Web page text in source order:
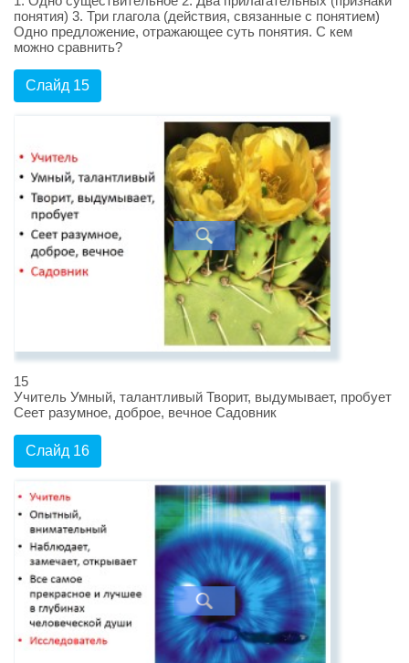
понятия) 3. Три глагола (действия, связанные с понятием)
Одно предложение, отражающее суть понятия. С кем
можно сравнить?
Слайд 15
15
Учитель Умный, талантливый Творит, выдумывает, пробует
Сеет разумное, доброе, вечное Садовник
Слайд 16